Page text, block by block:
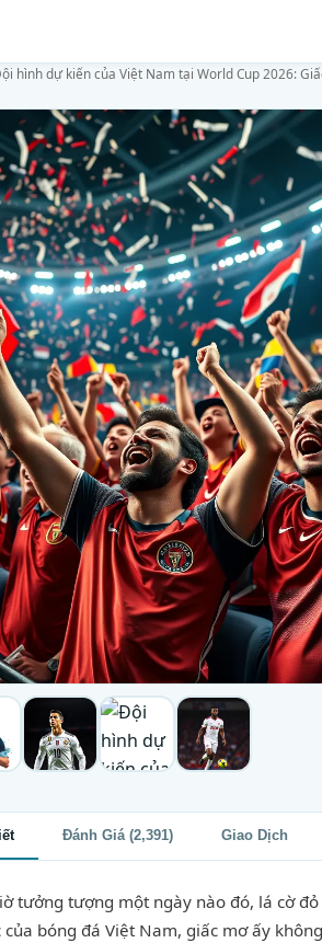
hình dự kiến của Việt Nam tại World Cup 2026:
Đánh Giá (2,391) Giao Dịch
tưởng tượng một ngày nào đó, lá cờ
bóng đá Việt Nam, giấc mơ ấy